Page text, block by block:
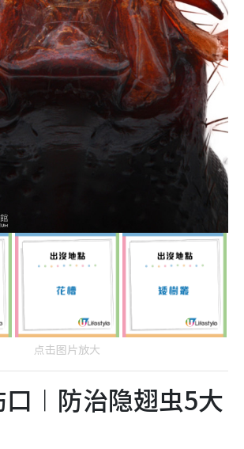
点击图片放大
︱防治隐翅虫5大